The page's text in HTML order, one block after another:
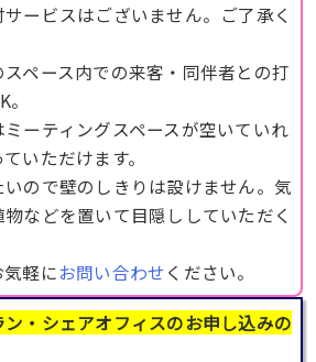
ービスはございません。ご了承く
スペース内での来客・同伴者との打
ミーティングスペースが空いていれ
いただけます。
いので壁のしきりは設けません。気
などを置いて目隠ししていただく
軽にお問い合わせください。
・シェアオフィスのお申し込みの